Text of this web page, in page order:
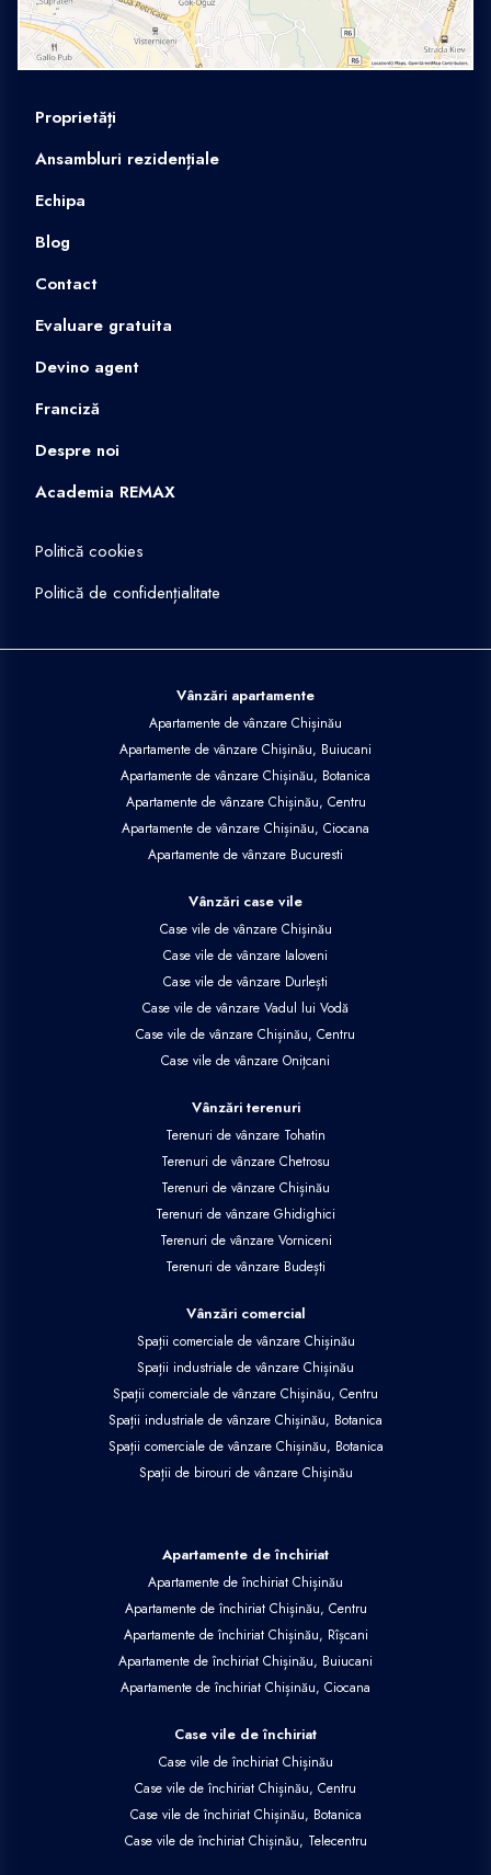
Proprietăți
Ansambluri rezidențiale
Echipa
Blog
Contact
Evaluare gratuita
Devino agent
Franciză
Despre noi
Academia REMAX
Politică cookies
Politică de confidențialitate
Vânzări apartamente
Apartamente de vânzare Chișinău
Apartamente de vânzare Chișinău, Buiucani
Apartamente de vânzare Chișinău, Botanica
Apartamente de vânzare Chișinău, Centru
Apartamente de vânzare Chișinău, Ciocana
Apartamente de vânzare Bucuresti
Vânzări case vile
Case vile de vânzare Chișinău
Case vile de vânzare Ialoveni
Case vile de vânzare Durlești
Case vile de vânzare Vadul lui Vodă
Case vile de vânzare Chișinău, Centru
Case vile de vânzare Onițcani
Vânzări terenuri
Terenuri de vânzare Tohatin
Terenuri de vânzare Chetrosu
Terenuri de vânzare Chișinău
Terenuri de vânzare Ghidighici
Terenuri de vânzare Vorniceni
Terenuri de vânzare Budești
Vânzări comercial
Spații comerciale de vânzare Chișinău
Spații industriale de vânzare Chișinău
Spații comerciale de vânzare Chișinău, Centru
Spații industriale de vânzare Chișinău, Botanica
Spații comerciale de vânzare Chișinău, Botanica
Spații de birouri de vânzare Chișinău
Apartamente de închiriat
Apartamente de închiriat Chișinău
Apartamente de închiriat Chișinău, Centru
Apartamente de închiriat Chișinău, Rîșcani
Apartamente de închiriat Chișinău, Buiucani
Apartamente de închiriat Chișinău, Ciocana
Case vile de închiriat
Case vile de închiriat Chișinău
Case vile de închiriat Chișinău, Centru
Case vile de închiriat Chișinău, Botanica
Case vile de închiriat Chișinău, Telecentru